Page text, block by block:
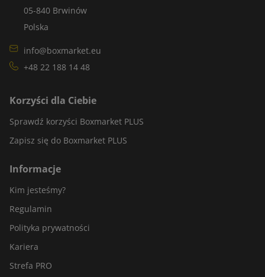
05-840 Brwinów
Polska
info@boxmarket.eu
+48 22 188 14 48
Korzyści dla Ciebie
Sprawdź korzyści Boxmarket PLUS
Zapisz się do Boxmarket PLUS
Informacje
Kim jesteśmy?
Regulamin
Polityka prywatności
Kariera
Strefa PRO